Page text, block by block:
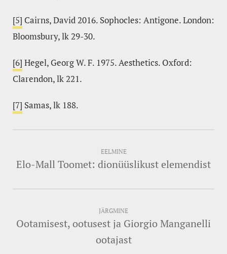
[5] Cairns, David 2016. Sophocles: Antigone. London:
Bloomsbury, lk 29-30.
[6] Hegel, Georg W. F. 1975. Aesthetics. Oxford:
Clarendon, lk 221.
[7] Samas, lk 188.
EELMINE
Elo-Mall Toomet: dionüüslikust elemendist
JÄRGMINE
Ootamisest, ootusest ja Giorgio Manganelli
ootajast